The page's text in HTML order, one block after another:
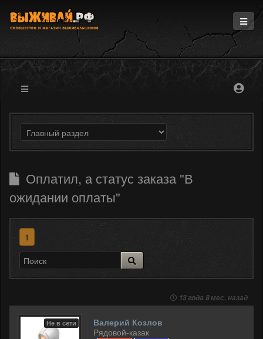
Информация
Магазин
Форум
Оплатил, а статус заказа "В
ожидании оплаты"
1
13 года 8 мес. назад
Не в сети
Валерий Козлов
Рядовой-казак